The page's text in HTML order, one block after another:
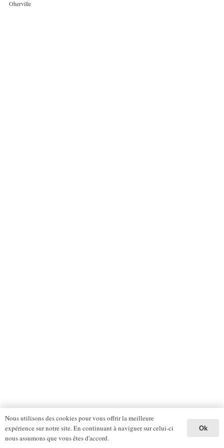
Oherville
Nous utilisons des cookies pour vous offrir la meilleure
expérience sur notre site. En continuant à naviguer sur celui-ci
nous assumons que vous êtes d'accord.
Ok